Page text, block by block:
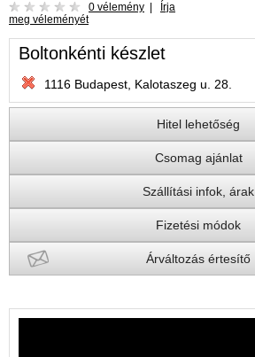
0 vélemény
Írja
meg véleményét
Boltonkénti készlet
1116 Budapest, Kalotaszeg u. 28.
Hitel lehetőség
Csomag ajánlat
Szállítási infok, árak
Fizetési módok
Árváltozás értesítő